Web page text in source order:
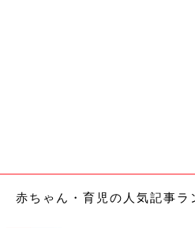
赤ちゃん・育児の人気記事ラ